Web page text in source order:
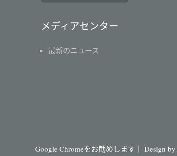
メディアセンター
最新のニュース
Google Chromeをお勧めします｜ Design by